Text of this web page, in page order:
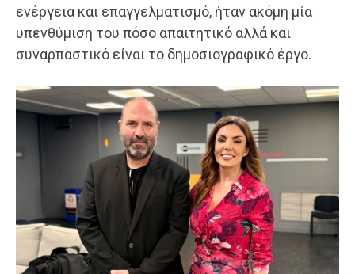
ενέργεια και επαγγελματισμό, ήταν ακόμη μία
υπενθύμιση του πόσο απαιτητικό αλλά και
συναρπαστικό είναι το δημοσιογραφικό έργο.